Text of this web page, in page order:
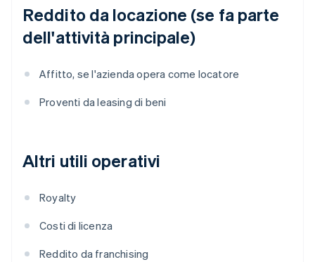
Reddito da locazione (se fa parte
dell'attività principale)
Affitto, se l'azienda opera come locatore
Proventi da leasing di beni
Altri utili operativi
Royalty
Costi di licenza
Reddito da franchising